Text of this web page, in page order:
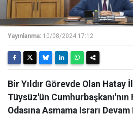
Yayınlanma: 10/08/2024 17:12
Bir Yıldır Görevde Olan Hatay
Tüysüz'ün Cumhurbaşkanı'nın
Odasına Asmama Israrı